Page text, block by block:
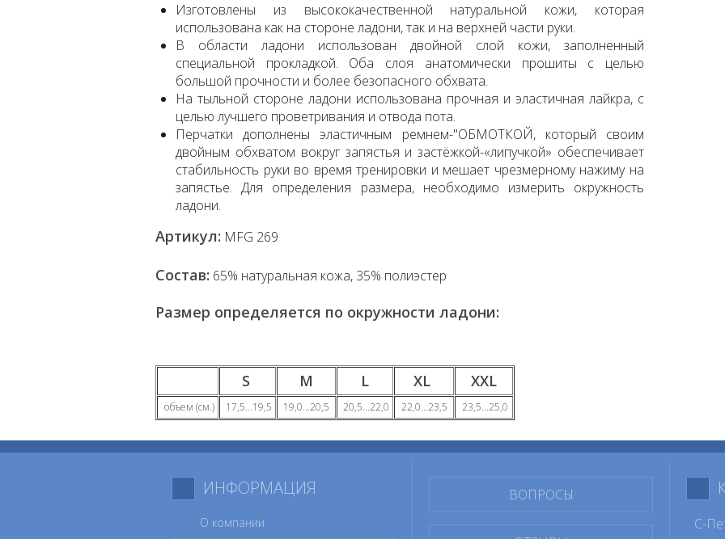
Изготовлены из высококачественной натуральной кожи, которая
использована как на стороне ладони, так и на верхней части руки.
В области ладони использован двойной слой кожи, заполненный
специальной прокладкой. Оба слоя анатомически прошиты с целью
большой прочности и более безопасного обхвата.
На тыльной стороне ладони использована прочная и эластичная лайкра, с
целью лучшего проветривания и отвода пота.
Перчатки дополнены эластичным ремнем-"ОБМОТКОЙ, который своим
двойным обхватом вокруг запястья и застёжкой-«липучкой» обеспечивает
стабильность руки во время тренировки и мешает чрезмерному нажиму на
запястье. Для определения размера, необходимо измерить окружность
ладони.
Артикул: MFG 269
Состав: 65% натуральная кoжa, 35% пoлиэстер
Размер определяется по окружности ладони:
S M L XL XXL
объем (см.) 17,5...19,5 19,0...20,5 20,5...22,0 22,0...23,5 23,5...25,0
ИНФОРМАЦИЯ
О компании
ВОПРОСЫ
С-